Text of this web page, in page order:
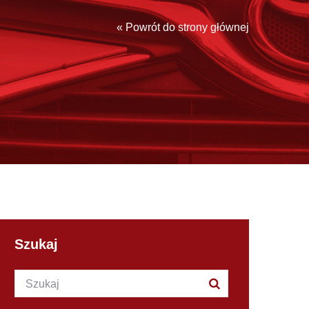
« Powrót do strony głównej
Szukaj
Szukana fraza: